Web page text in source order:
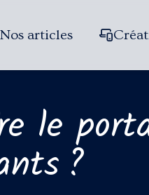
Nos articles
le
?